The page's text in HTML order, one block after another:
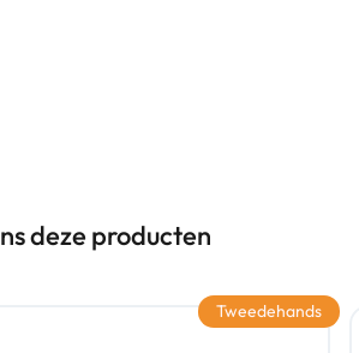
deze producten
Tweedehands